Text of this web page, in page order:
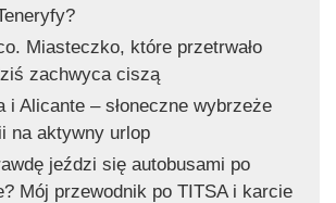
Miasteczko, które przetrwało
zachwyca ciszą
i Alicante – słoneczne wybrzeże
na aktywny urlop
jeździ się autobusami po
Mój przewodnik po TITSA i karcie